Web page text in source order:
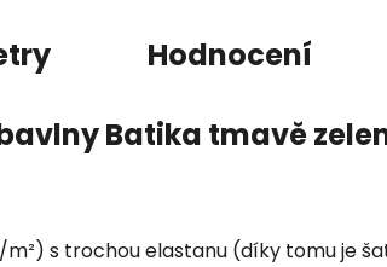
Hodnocení
Batika tmavě
s trochou elastanu (díky tomu je